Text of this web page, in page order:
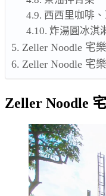
西西里咖啡
炸湯圓冰淇
Zeller Noodle 宅
Zeller Noodle 宅
Zeller Noodle